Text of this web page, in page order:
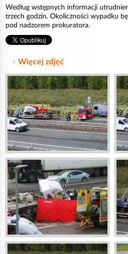
Według wstępnych informacji
trzech godzin. Okoliczności wypadku
pod nadzorem prokuratora.
Więcej zdjęć